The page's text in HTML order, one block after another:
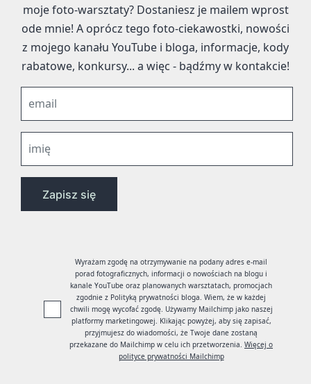
moje foto-warsztaty? Dostaniesz je mailem wprost
ode mnie! A oprócz tego foto-ciekawostki, nowości
z mojego kanału YouTube i bloga, informacje, kody
rabatowe, konkursy... a więc - bądźmy w kontakcie!
Wyrażam zgodę na otrzymywanie na podany adres e-mail
porad fotograficznych, informacji o nowościach na blogu i
kanale YouTube oraz planowanych warsztatach, promocjach
zgodnie z Polityką prywatności bloga. Wiem, że w każdej
chwili mogę wycofać zgodę. Używamy Mailchimp jako naszej
platformy marketingowej. Klikając powyżej, aby się zapisać,
przyjmujesz do wiadomości, że Twoje dane zostaną
przekazane do Mailchimp w celu ich przetworzenia. Więcej o
polityce prywatności Mailchimp